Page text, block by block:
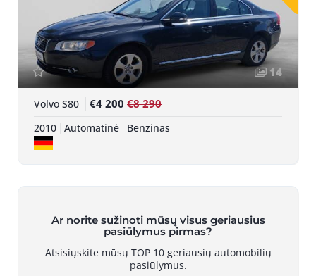
14
Volvo S80 €4 200 €8 290
2010 Automatinė Benzinas
Ar norite sužinoti mūsų visus geriausius
pasiūlymus pirmas?
Atsisiųskite mūsų TOP 10 geriausių automobilių
pasiūlymus.